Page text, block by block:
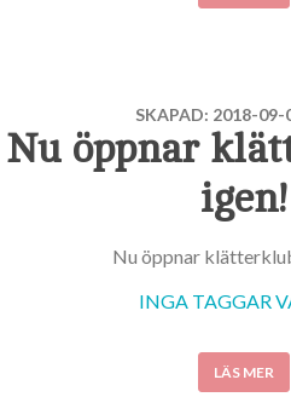
SKAPAD: 2018-09-
Nu öppnar
igen!
Nu öppnar
INGA TAGGAR
LÄS MER